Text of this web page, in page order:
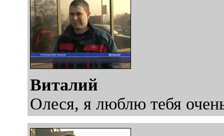
Виталий
Олеся, я люблю тебя